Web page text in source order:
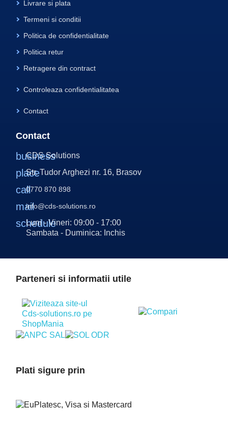
Livrare si plata
Termeni si conditii
Politica de confidentialitate
Politica retur
Retragere din contract
Controleaza confidentialitatea
Contact
Contact
business
CDS Solutions
place
Str. Tudor Arghezi nr. 16, Brasov
call0770 870 898
mailinfo@cds-solutions.ro
schedule
Luni - Vineri: 09:00 - 17:00
Sambata - Duminica: Inchis
Parteneri si informatii utile
Plati sigure prin